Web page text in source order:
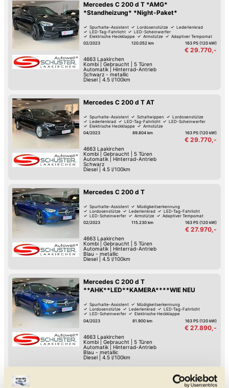
Mercedes C 200 d T *AMG*
*Standheizung* *Night-Paket*
Spurhalte-Assistent Lordosenstütze
Lederlenkrad
LED-Tag-Fahrlicht
LED-Scheinwerfer
Elektrische Heckklappe
Armstütze
Adaptiver Tempomat
02/2023
120.052 km 163 PS (120 kW)
€ 29.770,-
4663 Laakirchen
Kombi| Gebraucht
5 Türen
Automatik| Hinterrad-Antrieb
Schwarz - metallic
Diesel
4.5 l/100km
Mercedes C 200 d T AT
Spurhalte-Assistent Schaltwippen
Lordosenstütze
Lederlenkrad
LED-Tag-Fahrlicht
LED-Scheinwerfer
Elektrische Heckklappe
Armstütze
04/2023
89.804 km 163 PS (120 kW)
€ 29.770,-
4663 Laakirchen
Kombi| Gebraucht
5 Türen
Automatik| Hinterrad-Antrieb
Schwarz
Diesel
4.5 l/100km
Mercedes C 200 d T
Spurhalte-Assistent
Müdigkeitserkennung
Lordosenstütze
Lederlenkrad
LED-Tag-Fahrlicht
LED-Scheinwerfer
Armstütze
Adaptiver Tempomat
02/2023
115.230 km 163 PS (120 kW)
€ 27.970,-
4663 Laakirchen
Kombi| Gebraucht
5 Türen
Automatik| Hinterrad-Antrieb
Blau - metallic
Diesel
4.5 l/100km
Mercedes C 200 d T
**AHK**LED**KAMERA****WIE NEU
Spurhalte-Assistent
Müdigkeitserkennung
Lordosenstütze
Lederlenkrad
LED-Tag-Fahrlicht
LED-Scheinwerfer
Elektrische Heckklappe
Hill Holder / Berg-Anfahrhilfe
04/2023 81.900 km 163 PS (120 kW)
€ 27.890,-
4663 Laakirchen
Kombi| Gebraucht
5 Türen
Automatik| Hinterrad-Antrieb
Blau - metallic
Diesel
4.5 l/100km
Mercedes C 200 4MATIC T-Modell PTS Shz